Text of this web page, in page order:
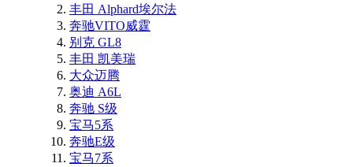
丰田 Alphard埃尔法
奔驰VITO威霆
别克 GL8
丰田 凯美瑞
大众迈腾
奥迪 A6L
奔驰 S级
宝马5系
奔驰E级
宝马7系